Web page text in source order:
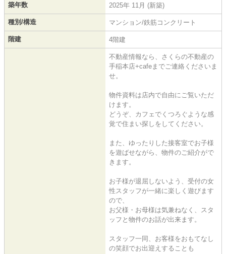
築年数 2025年 11月 (新築)
種別/構造 マンション/鉄筋コンクリート
階建 4階建
不動産情報なら、さくらの不動産の
手稲本店+cafeまでご連絡くださいま
せ。
物件資料は店内で自由にご覧いただ
けます。
どうぞ、カフェでくつろぐような感
覚で住まい探しをしてください。
また、ゆったりした接客室でお子様
を遊ばせながら、物件のご紹介がで
きます。
お子様が退屈しないよう、受付の女
性スタッフが一緒に楽しく遊びます
ので、
お父様・お母様は気兼ねなく、スタ
ッフと物件のお話が出来ます。
スタッフ一同、お客様をおもてなし
の笑顔でお出迎えすることも